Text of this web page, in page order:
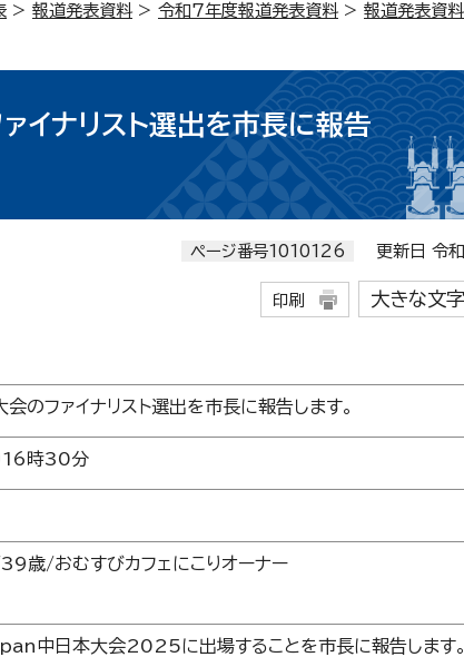
> 報道発表資料 > 令和7年度報道発表資料 > 報道発表資
イナリスト選出を市長に報告
ページ番号1010126 更新日 令
印刷 大きな文
ファイナリスト選出を市長に報告します。
16時30分
39歳/おむすびカフェにこりオーナー
中日本大会2025に出場することを市長に報告します。